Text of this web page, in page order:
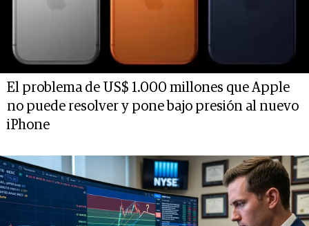
El problema de US$ 1.000 millones que Apple
no puede resolver y pone bajo presión al nuevo
iPhone